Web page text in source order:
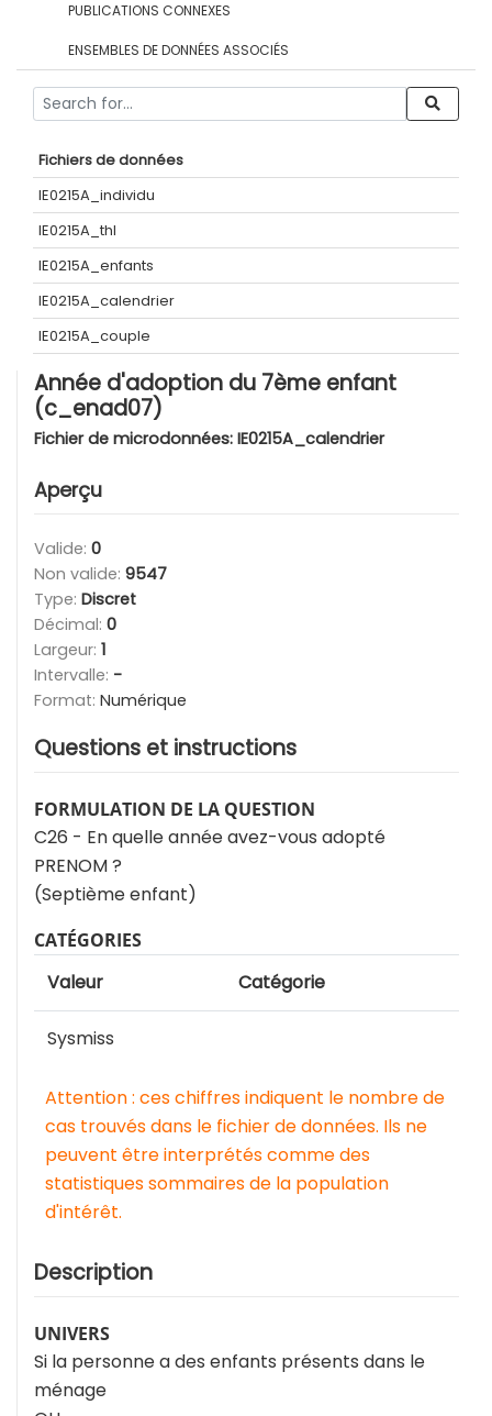
PUBLICATIONS CONNEXES
ENSEMBLES DE DONNÉES ASSOCIÉS
Fichiers de données
IE0215A_individu
IE0215A_thl
IE0215A_enfants
IE0215A_calendrier
IE0215A_couple
Année d'adoption du 7ème enfant
(c_enad07)
Fichier de microdonnées: IE0215A_calendrier
Aperçu
Valide: 0
Non valide: 9547
Type: Discret
Décimal: 0
Largeur: 1
Intervalle: -
Format: Numérique
Questions et instructions
FORMULATION DE LA QUESTION
C26 - En quelle année avez-vous adopté
PRENOM ?
(Septième enfant)
CATÉGORIES
Valeur Catégorie
Sysmiss
Attention : ces chiffres indiquent le nombre de
cas trouvés dans le fichier de données. Ils ne
peuvent être interprétés comme des
statistiques sommaires de la population
d'intérêt.
Description
UNIVERS
Si la personne a des enfants présents dans le
ménage